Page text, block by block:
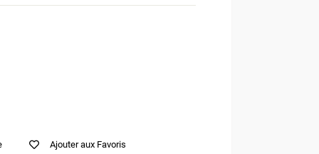
Ajouter aux Favoris